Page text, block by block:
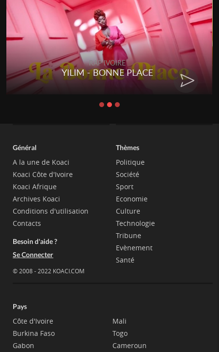
RAP IVOIRE
RENARD BARAKISSA -
CHAT
Général
A la une de Koaci
Koaci Côte d'Ivoire
Koaci Afrique
Archives Koaci
Conditions d'utilisation
Contacts
Besoin d'aide ?
Se Connecter
© 2008 - 2022 KOACI.COM
Thèmes
Politique
Société
Sport
Economie
Culture
Technologie
Tribune
Evènement
Santé
Pays
Côte d'Ivoire
Burkina Faso
Gabon
Mali
Togo
Cameroun